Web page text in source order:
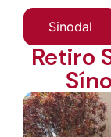
Sinodal
Retiro